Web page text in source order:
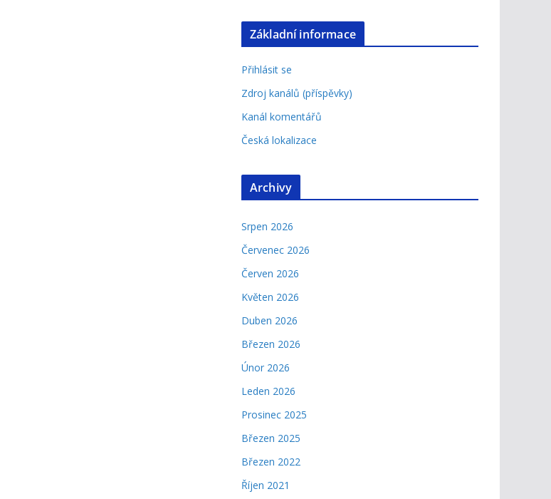
Základní informace
Přihlásit se
Zdroj kanálů (příspěvky)
Kanál komentářů
Česká lokalizace
Archivy
Srpen 2026
Červenec 2026
Červen 2026
Květen 2026
Duben 2026
Březen 2026
Únor 2026
Leden 2026
Prosinec 2025
Březen 2025
Březen 2022
Říjen 2021